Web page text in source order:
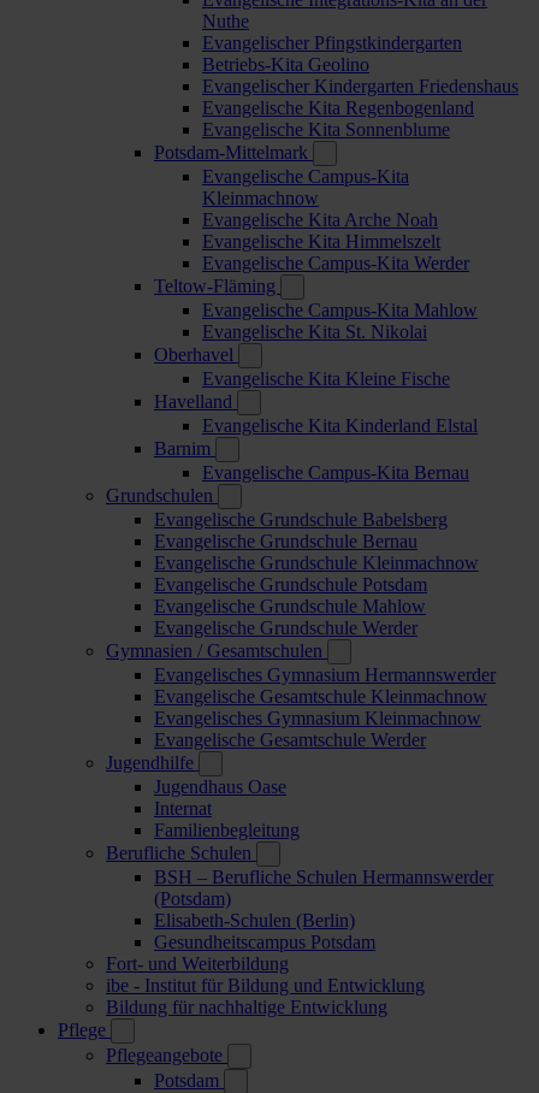
Nuthe
Evangelischer Pfingstkindergarten
Betriebs-Kita Geolino
Evangelischer Kindergarten Friedenshaus
Evangelische Kita Regenbogenland
Evangelische Kita Sonnenblume
Potsdam-Mittelmark
Evangelische Campus-Kita
Kleinmachnow
Evangelische Kita Arche Noah
Evangelische Kita Himmelszelt
Evangelische Campus-Kita Werder
Teltow-Fläming
Evangelische Campus-Kita Mahlow
Evangelische Kita St. Nikolai
Oberhavel
Evangelische Kita Kleine Fische
Havelland
Evangelische Kita Kinderland Elstal
Barnim
Evangelische Campus-Kita Bernau
Grundschulen
Evangelische Grundschule Babelsberg
Evangelische Grundschule Bernau
Evangelische Grundschule Kleinmachnow
Evangelische Grundschule Potsdam
Evangelische Grundschule Mahlow
Evangelische Grundschule Werder
Gymnasien / Gesamtschulen
Evangelisches Gymnasium Hermannswerder
Evangelische Gesamtschule Kleinmachnow
Evangelisches Gymnasium Kleinmachnow
Evangelische Gesamtschule Werder
Jugendhilfe
Jugendhaus Oase
Internat
Familienbegleitung
Berufliche Schulen
BSH – Berufliche Schulen Hermannswerder
(Potsdam)
Elisabeth-Schulen (Berlin)
Gesundheitscampus Potsdam
Fort- und Weiterbildung
ibe - Institut für Bildung und Entwicklung
Bildung für nachhaltige Entwicklung
Pflege
Pflegeangebote
Potsdam